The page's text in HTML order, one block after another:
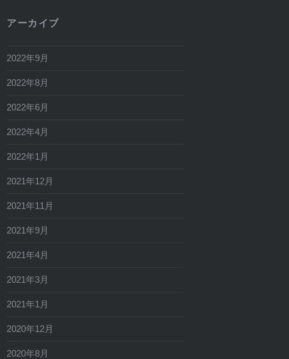
アーカイブ
2022年9月
2022年8月
2022年6月
2022年4月
2022年1月
2021年12月
2021年11月
2021年9月
2021年4月
2021年3月
2021年1月
2020年12月
2020年8月